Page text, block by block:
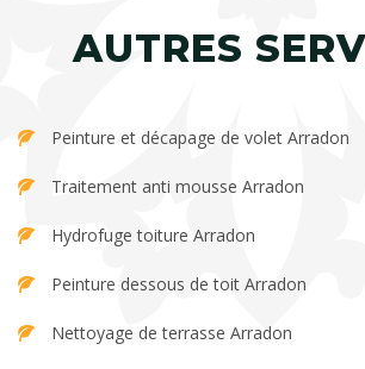
AUTRES
Peinture et décapage de volet Arradon
Traitement anti mousse Arradon
Hydrofuge toiture Arradon
Peinture dessous de toit Arradon
Nettoyage de terrasse Arradon